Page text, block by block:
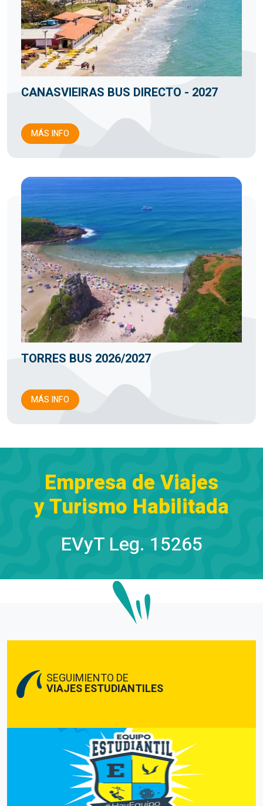
CANASVIEIRAS BUS DIRECTO - 2027
MÁS INFO
TORRES BUS 2026/2027
MÁS INFO
Empresa de Viajes
y Turismo Habilitada
EVyT Leg. 15265
SEGUIMIENTO DE
VIAJES ESTUDIANTILES